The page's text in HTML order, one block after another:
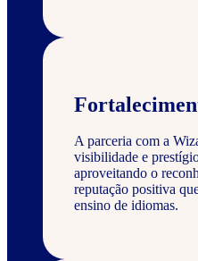
A parceria com a
visibilidade e
aproveitando o
reputação positiva
ensino de idiomas.